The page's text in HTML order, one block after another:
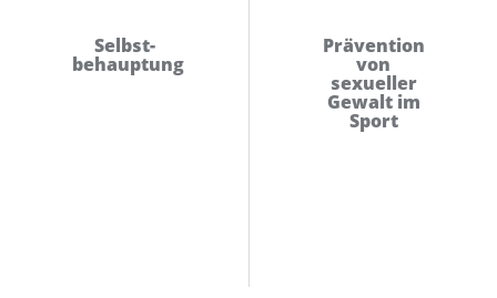
Selbst­
behauptung
Prävention
von
sexueller
Gewalt im
Sport